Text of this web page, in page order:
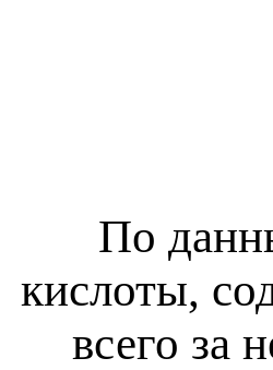
По
кислоты,
всего за